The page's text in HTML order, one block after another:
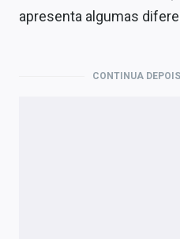
apresenta algumas
CONTINUA